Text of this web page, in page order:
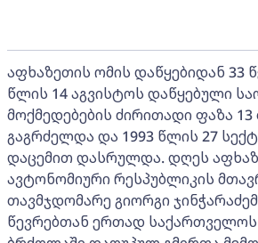
აფხაზეთის ომის დაწყებიდან 33
წლის 14 აგვისტოს დაწყებული
მოქმედებების ძირითადი ფაზა
გაგრძელდა და 1993 წლის 27
დაცემით დასრულდა. დღეს
ავტონომიური რესპუბლიკის
თავმჯდომარე გიორგი
წევრებთან ერთად